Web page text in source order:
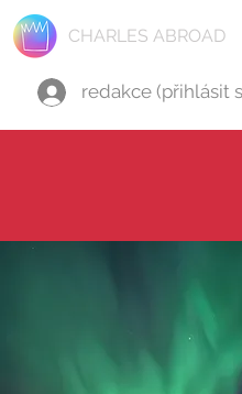
CHARLES ABROAD
redakce (přihlásit